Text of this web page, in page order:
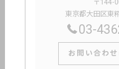
〒144-
東京都大田区東
03-
お問い合わ